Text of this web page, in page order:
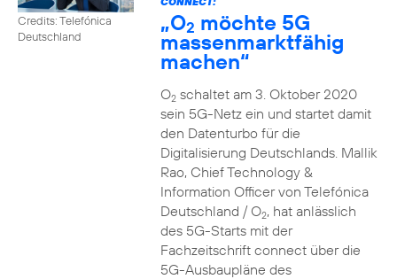
Credits: Telefónica
Deutschland
„O2 möchte 5G
massenmarktfähig
machen“
O2schaltet am 3. Oktober 2020
sein 5G-Netz ein und startet damit
den Datenturbo für die
Digitalisierung Deutschlands. Mallik
Rao, Chief Technology &
Information Officer von Telefónica
Deutschland / O2, hat anlässlich
des 5G-Starts mit der
Fachzeitschrift connect über die
5G-Ausbaupläne des